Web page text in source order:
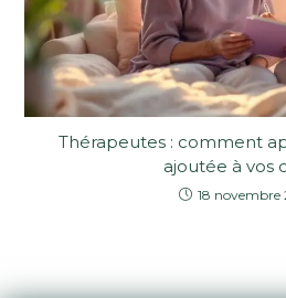
Thérapeutes : comment
ajoutée à vos
18 novembre